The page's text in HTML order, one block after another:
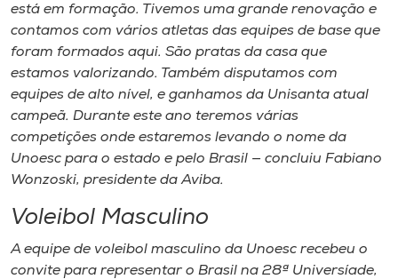
está em formação. Tivemos uma grande renovação e
contamos com vários atletas das equipes de base que
foram formados aqui. São pratas da casa que
estamos valorizando. Também disputamos com
equipes de alto nível, e ganhamos da Unisanta atual
campeã. Durante este ano teremos várias
competições onde estaremos levando o nome da
Unoesc para o estado e pelo Brasil — concluiu Fabiano
Wonzoski, presidente da Aviba.
Voleibol Masculino
A equipe de voleibol masculino da Unoesc recebeu o
convite para representar o Brasil na 28ª Universíade,